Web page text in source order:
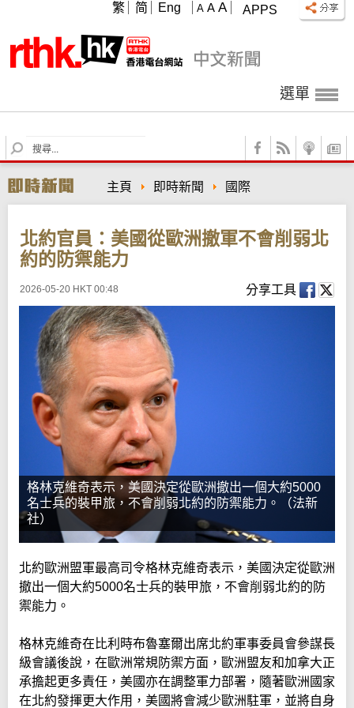
APPS
A A A
繁 简 Eng
選單
S
e
r
c
主頁 即時新聞 國際
北約官員：美國從歐洲撤軍不會削弱北
約的防禦能力
2026-05-20 HKT 00:48 分享工具
格林克維奇表示，美國決定從歐洲撤出一個大約5000
名士兵的裝甲旅，不會削弱北約的防禦能力。（法新
社）
北約歐洲盟軍最高司令格林克維奇表示，美國決定從歐洲
撤出一個大約5000名士兵的裝甲旅，不會削弱北約的防
禦能力。
格林克維奇在比利時布魯塞爾出席北約軍事委員會參謀長
級會議後說，在歐洲常規防禦方面，歐洲盟友和加拿大正
承擔起更多責任，美國亦在調整軍力部署，隨著歐洲國家
在北約發揮更大作用，美國將會減少歐洲駐軍，並將自身